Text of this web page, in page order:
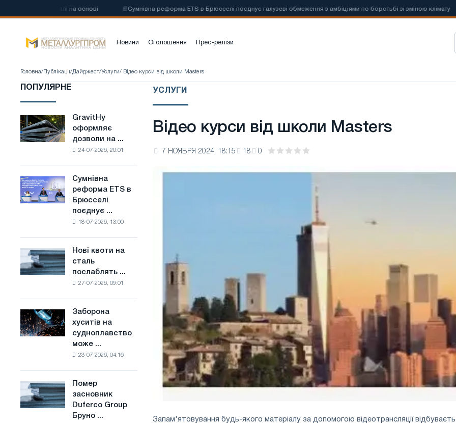
сталі на основі Сумнівна реформа ETS в Брюсселі поєднує галузеві обмеження з амбіціями по боротьбі зі зміною клімату
Новини Оголошення Прес-релізи
Головна/ Публікації/Дайджест/Услуги/ Відео курси від школи Masters
ПОПУЛЯРНЕ
GravitHy
оформляє
дозволи
з
виробництва
низьковуглецевої
основі
водню
Франції
GravitHy
оформляє
дозволи на ...
24-07-2026, 20:01
Сумнівна
реформа
ETS
обмеження
з
боротьбі
зі
зміною
клімату
Сумнівна
реформа ETS в
Брюсселі
поєднує ...
18-07-2026, 13:00
Нові
квоти
на
в
Сполученому
Нові квоти на
сталь
послаблять ...
27-07-2026, 09:01
Заборона
хуситів
на
судноплавство
Саудівської
сталі
Заборона
хуситів на
судноплавство
може ...
23-07-2026, 04:16
Помер
засновник
Duferco
Помер
засновник
Duferco Group
Бруно ...
УСЛУГИ
Відео курси від школи Masters
7 НОЯБРЯ 2024, 18:15 18 0
Запам'ятовування будь-якого матеріалу за допомогою відеотрансляції